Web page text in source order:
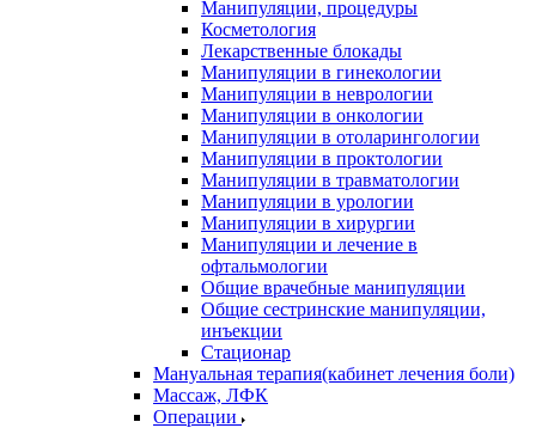
Манипуляции, процедуры
Косметология
Лекарственные блокады
Манипуляции в гинекологии
Манипуляции в неврологии
Манипуляции в онкологии
Манипуляции в отоларингологии
Манипуляции в проктологии
Манипуляции в травматологии
Манипуляции в урологии
Манипуляции в хирургии
Манипуляции и лечение в
офтальмологии
Общие врачебные манипуляции
Общие сестринские манипуляции,
инъекции
Стационар
Мануальная терапия(кабинет лечения боли)
Массаж, ЛФК
Операции